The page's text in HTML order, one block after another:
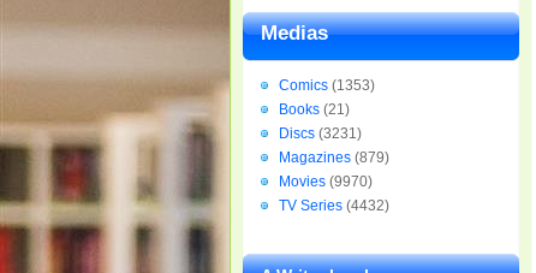
Medias
Comics (1353)
Books (21)
Discs (3231)
Magazines (879)
Movies (9970)
TV Series (4432)